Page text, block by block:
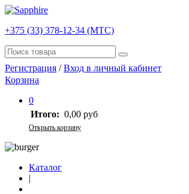
+375 (33) 378-12-34 (МТС)
Регистрация /Вход в личный кабинет
Корзина
0
Итого: 0,00 руб
Открыть корзину
Каталог
|